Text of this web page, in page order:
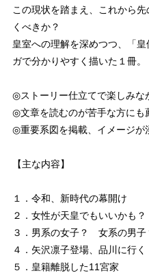
この現状を踏まえ、これから
くべきか？
皇室への理解を深めつつ、「
ガで分かりやすく描いた１冊。
◎ストーリー仕立てで楽しみな
◎文章を読むのが苦手な方にも
◎重要系図を掲載、イメージが
【主な内容】
１．令和、新時代の幕開け
２．女性が天皇でもいいかも？
３．男系の女子？ 女系の男子
４．矢沢凛子登場、品川に行く
５．皇籍離脱した11宮家